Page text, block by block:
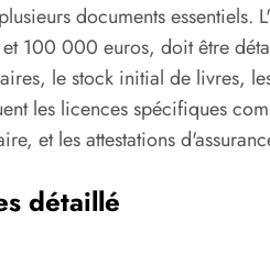
documents essentiels.
100 000 euros, doit être
le stock initial de livres,
les licences spécifiques
et les attestations
détaillé